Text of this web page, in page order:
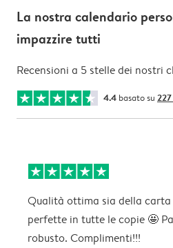
La nostra calendario
impazzire tutti
Recensioni a 5 stelle dei nostri
4.4 basato su
Qualità ottima sia della carta
perfette in tutte le copie 🤩
robusto. Complimenti!!!